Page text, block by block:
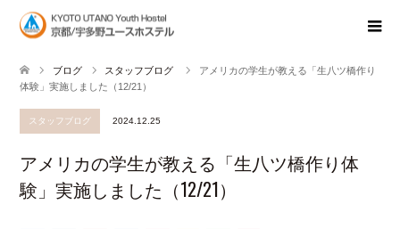
ブログ スタッフブログ
アメリカの学生が教える「生八ツ橋作り
体験」実施しました（12/21）
スタッフブログ 2024.12.25
アメリカの学生が教える「生八ツ橋作り体
験」実施しました（12/21）